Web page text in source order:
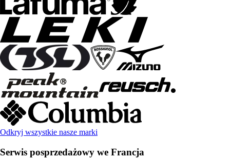
Odkryj wszystkie nasze marki
Serwis posprzedażowy we Francja